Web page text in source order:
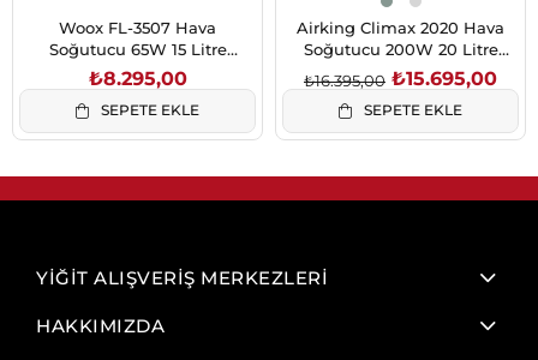
Woox FL-3507 Hava
Soğutucu 65W 15 Litre
Uzaktan Kumandalı
₺8.295,00
SEPETE EKLE
Airking Climax 2020 Hava
Soğutucu 200W 20 Litre
Antrasit İyonizerli ve Uzaktan
Kumandalı
₺15.695,00
₺16.395,00
SEPETE EKLE
YİĞİT ALIŞVERİŞ MERKEZLERİ
HAKKIMIZDA